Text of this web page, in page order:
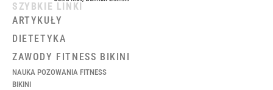
SZYBKIE LINKI
ARTYKUŁY
DIETETYKA
ZAWODY FITNESS BIKINI
NAUKA POZOWANIA FITNESS
BIKINI